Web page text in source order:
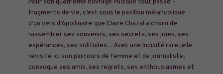
Pour son quatrième ouvrage Puisque tout passe –
fragments de vie, c’est sous le pavillon mélancolique
d’un vers d’Apollinaire que Claire Chazal a choisi de
rassembler ses souvenirs, ses secrets, ses joies, ses
espérances, ses solitudes… Avec une lucidité rare, elle
revisite ici son parcours de femme et de journaliste,
convoque ses amis, ses regrets, ses enthousiasmes et